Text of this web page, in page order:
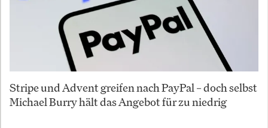
Stripe und Advent greifen nach PayPal – doch selbst
Michael Burry hält das Angebot für zu niedrig